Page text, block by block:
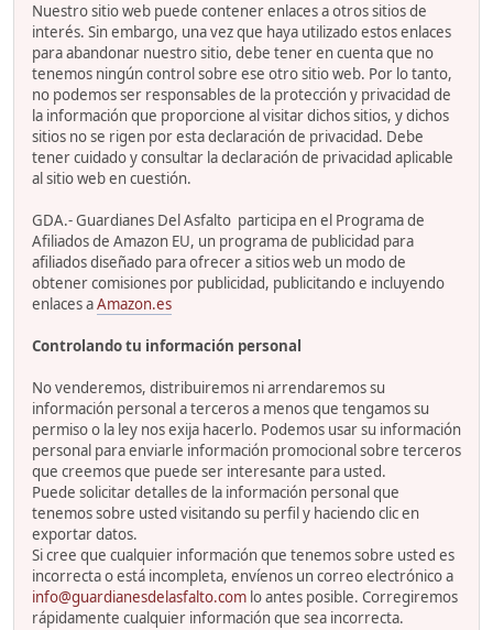
Nuestro sitio web puede contener enlaces a otros sitios de
interés. Sin embargo, una vez que haya utilizado estos enlaces
para abandonar nuestro sitio, debe tener en cuenta que no
tenemos ningún control sobre ese otro sitio web. Por lo tanto,
no podemos ser responsables de la protección y privacidad de
la información que proporcione al visitar dichos sitios, y dichos
sitios no se rigen por esta declaración de privacidad. Debe
tener cuidado y consultar la declaración de privacidad aplicable
al sitio web en cuestión.
GDA.- Guardianes Del Asfalto participa en el Programa de
Afiliados de Amazon EU, un programa de publicidad para
afiliados diseñado para ofrecer a sitios web un modo de
obtener comisiones por publicidad, publicitando e incluyendo
enlaces aAmazon.es
Controlando tu información personal
No venderemos, distribuiremos ni arrendaremos su
información personal a terceros a menos que tengamos su
permiso o la ley nos exija hacerlo. Podemos usar su información
personal para enviarle información promocional sobre terceros
que creemos que puede ser interesante para usted.
Puede solicitar detalles de la información personal que
tenemos sobre usted visitando su perfil y haciendo clic en
exportar datos.
Si cree que cualquier información que tenemos sobre usted es
incorrecta o está incompleta, envíenos un correo electrónico a
info@guardianesdelasfalto.com lo antes posible. Corregiremos
rápidamente cualquier información que sea incorrecta.